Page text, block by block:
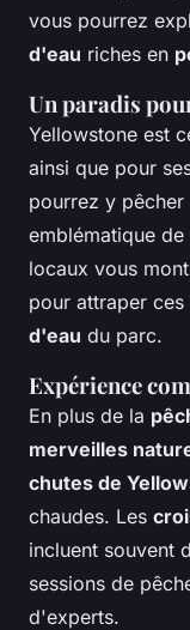
vous pourrez
d'eau riches en
Un paradis
Yellowstone est
ainsi que pour
pourrez y
emblématique
locaux vous
pour attraper
d'eau du parc.
Expérience
En plus de la
merveilles
chutes de
chaudes. Les
incluent souvent
sessions de
d'experts.